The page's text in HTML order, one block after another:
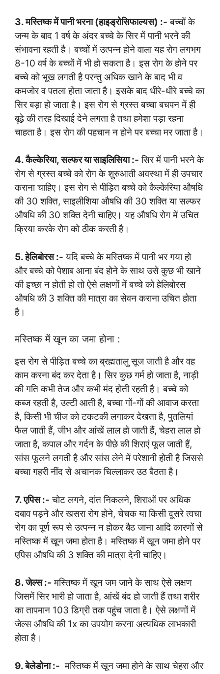
3. मस्तिष्क में पानी भरना (हाइड्रोसिफाल्यस) :- बच्चों के
जन्म के बाद 1 वर्ष के अंदर बच्चे के सिर में पानी भरने की
संभावना रहती है। बच्चों में उत्पन्न होने वाला यह रोग लगभग
8-10 वर्ष के बच्चों में भी हो सकता है। इस रोग के होने पर
बच्चे को भूख लगती है परन्तु अधिक खाने के बाद भी व
कमजोर व पतला होता जाता है। इसके बाद धीरे-धीरे बच्चे का
सिर बड़ा हो जाता है। इस रोग से ग्रस्त बच्चा बचपन में ही
बूढ़े की तरह दिखाई देने लगता है तथा हमेशा पड़ा रहना
चाहता है। इस रोग की पहचान न होने पर बच्चा मर जाता है।
4. कैल्केरिया, सल्फर या साइलिसिया :- सिर में पानी भरने के
रोग से ग्रस्त बच्चे को रोग के शुरुआती अवस्था में ही उपचार
कराना चाहिए। इस रोग से पीड़ित बच्चे को कैल्केरिया औषधि
की 30 शक्ति, साइलीशिया औषधि की 30 शक्ति या सल्फर
औषधि की 30 शक्ति देनी चाहिए। यह औषधि रोग में उचित
क्रिया करके रोग को ठीक करती है।
5. हेलिबोरस :- यदि बच्चे के मस्तिष्क में पानी भर गया हो
और बच्चे को पेशाब आना बंद होने के साथ उसे कुछ भी खाने
की इच्छा न होती हो तो ऐसे लक्षणों में बच्चे को हेलिबोरस
औषधि की 3 शक्ति की मात्रा का सेवन कराना उचित होता
है।
मस्तिष्क में खून का जमा होना :
इस रोग से पीड़ित बच्चे का ब्रह्मतालु सूज जाती है और वह
काम करना बंद कर देता है। सिर कुछ गर्म हो जाता है, नाड़ी
की गति कभी तेज और कभी मंद होती रहती है। बच्चे को
कब्ज रहती है, उल्टी आती है, बच्चा गों-गों की आवाज करता
है, किसी भी चीज को टकटकी लगाकर देखता है, पुतलियां
फैल जाती हैं, जीभ और आंखें लाल हो जाती हैं, चेहरा लाल हो
जाता है, कपाल और गर्दन के पीछे की शिराएं फूल जाती हैं,
सांस फूलने लगती है और सांस लेने में परेशानी होती है जिससे
बच्चा गहरी नींद से अचानक चिल्लाकर उठ बैठता है।
7. एपिस :- चोट लगने, दांत निकलने, शिराओं पर अधिक
दबाव पड़ने और खसरा रोग होने, चेचक या किसी दूसरे त्वचा
रोग का पूर्ण रूप से उत्पन्न न होकर बैठ जाना आदि कारणों से
मस्तिष्क में खून जमा होता है। मस्तिष्क में खून जमा होने पर
एपिस औषधि की 3 शक्ति की मात्रा देनी चाहिए।
8. जेल्स :- मस्तिष्क में खून जम जाने के साथ ऐसे लक्षण
जिसमें सिर भारी हो जाता है, आंखें बंद हो जाती हैं तथा शरीर
का तापमान 103 डिग्री तक पहुंच जाता है। ऐसे लक्षणों में
जेल्स औषधि की 1x का उपयोग करना अत्यधिक लाभकारी
होता है।
9. बेलेडोना :- मस्तिष्क में खून जमा होने के साथ चेहरा और